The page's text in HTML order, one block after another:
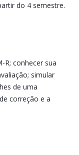
do 4 semestre.
R; conhecer sua
simular
de uma
correção e a